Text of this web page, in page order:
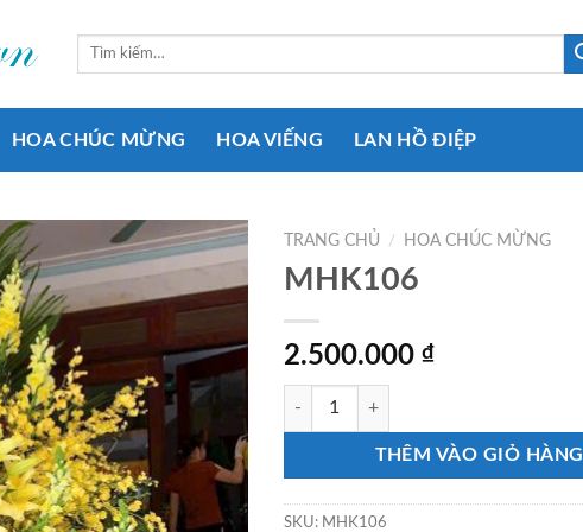
Tìm
HOA CHÚC MỪNG HOA VIẾNG LAN HỒ ĐIỆP
Add to
TRANG CHỦ / HOA CHÚC MỪNG
MHK106
2.500.000 ₫
MHK106 số lượng
THÊM VÀO GIỎ HÀNG
SKU: MHK106